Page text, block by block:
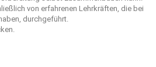
von erfahrenen Lehrkräften, die bei
durchgeführt.